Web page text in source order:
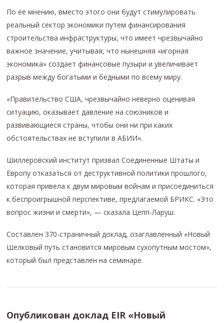
По ее мнению, вместо этого они будут стимулировать
реальный сектор экономики путем финансирования
строительства инфраструктуры, что имеет чрезвычайно
важное значение, учитывая, что нынешняя «игорная
экономика» создает финансовые пузыри и увеличивает
разрыв между богатыми и бедными по всему миру.
«Правительство США, чрезвычайно неверно оценивая
ситуацию, оказывает давление на союзников и
развивающиеся страны, чтобы они ни при каких
обстоятельствах не вступили в АБИИ».
Шиллеровский институт призвал Соединенные Штаты и
Европу отказаться от деструктивной политики прошлого,
которая привела к двум мировым войнам и присоединиться
к беспроигрышной перспективе, предлагаемой БРИКС. «Это
вопрос жизни и смерти», — сказала Цепп-Ларуш.
Составлен 370-страничный доклад, озаглавленный «Новый
Шелковый путь становится мировым сухопутным мостом»,
который был представлен на семинаре.
Опубликован доклад EIR «Новый